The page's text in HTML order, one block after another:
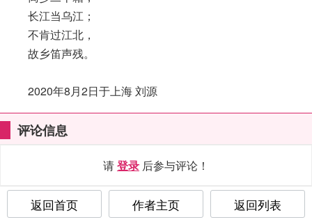
长江当乌江；
不肯过江北，
故乡笛声残。
2020年8月2日于上海 刘源
评论信息
请登录 后参与评论！
返回首页 作者主页 返回列表